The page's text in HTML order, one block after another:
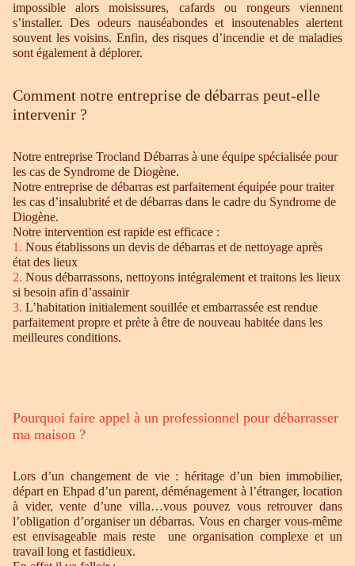
impossible alors moisissures, cafards ou rongeurs viennent
s’installer. Des odeurs nauséabondes et insoutenables alertent
souvent les voisins. Enfin, des risques d’incendie et de maladies
sont également à déplorer.
Comment notre entreprise de débarras peut-elle
intervenir ?
Notre entreprise Trocland Débarras à une équipe spécialisée pour
les cas de Syndrome de Diogène.
Notre entreprise de débarras est parfaitement équipée pour traiter
les cas d’insalubrité et de débarras dans le cadre du Syndrome de
Diogène.
Notre intervention est rapide est efficace :
1. Nous établissons un devis de débarras et de nettoyage après
état des lieux
2. Nous débarrassons, nettoyons intégralement et traitons les lieux
si besoin afin d’assainir
3. L’habitation initialement souillée et embarrassée est rendue
parfaitement propre et prète à être de nouveau habitée dans les
meilleures conditions.
Pourquoi faire appel à un professionnel pour débarrasser
ma maison ?
Lors d’un changement de vie : héritage d’un bien immobilier,
départ en Ehpad d’un parent, déménagement à l’étranger, location
à vider, vente d’une villa…vous pouvez vous retrouver dans
l’obligation d’organiser un débarras. Vous en charger vous-même
est envisageable mais reste une organisation complexe et un
travail long et fastidieux.